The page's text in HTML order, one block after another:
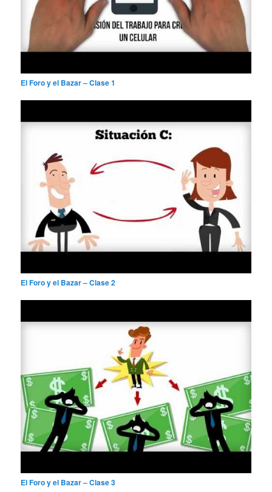
El Foro y el Bazar – Clase 1
El Foro y el Bazar – Clase 2
El Foro y el Bazar – Clase 3